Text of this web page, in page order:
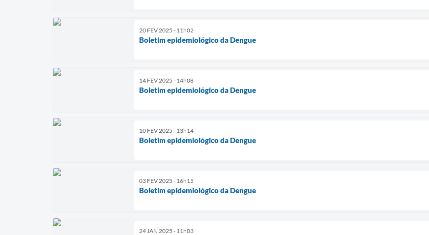
20 FEV 2025 - 11h02
Boletim epidemiológico da Dengue
14 FEV 2025 - 14h08
Boletim epidemiológico da Dengue
10 FEV 2025 - 13h14
Boletim epidemiológico da Dengue
03 FEV 2025 - 16h15
Boletim epidemiológico da Dengue
24 JAN 2025 - 11h03